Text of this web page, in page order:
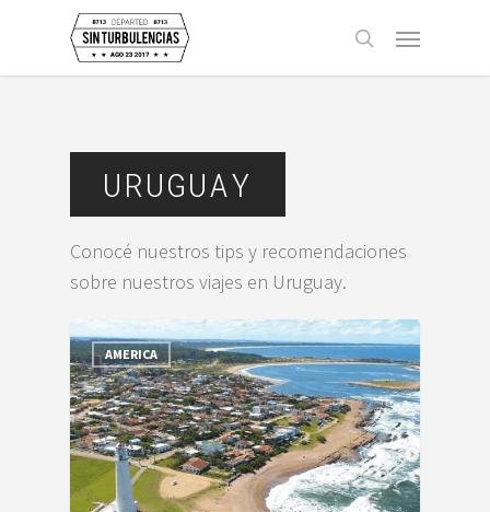
main
buscar
URUGUAY
Conocé nuestros tips y recomendaciones
sobre nuestros viajes en Uruguay.
AMERICA